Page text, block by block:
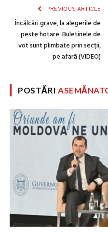
PREVIOUS ARTICLE
Încălcări grave, la alegerile de
peste hotare: Buletinele de
vot sunt plimbate prin secții,
pe afară (VIDEO)
POSTĂRI